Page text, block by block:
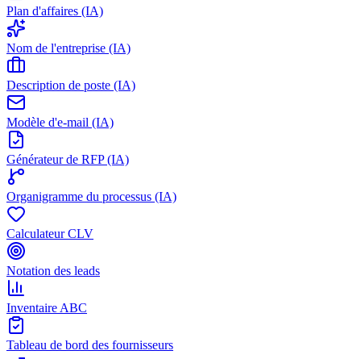
Plan d'affaires (IA)
Nom de l'entreprise (IA)
Description de poste (IA)
Modèle d'e-mail (IA)
Générateur de RFP (IA)
Organigramme du processus (IA)
Calculateur CLV
Notation des leads
Inventaire ABC
Tableau de bord des fournisseurs